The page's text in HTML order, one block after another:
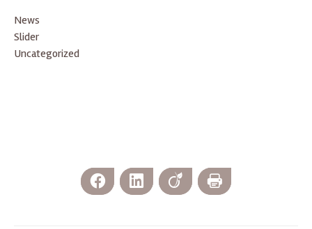
News
Slider
Uncategorized
Facebook LinkedIn Viadeo